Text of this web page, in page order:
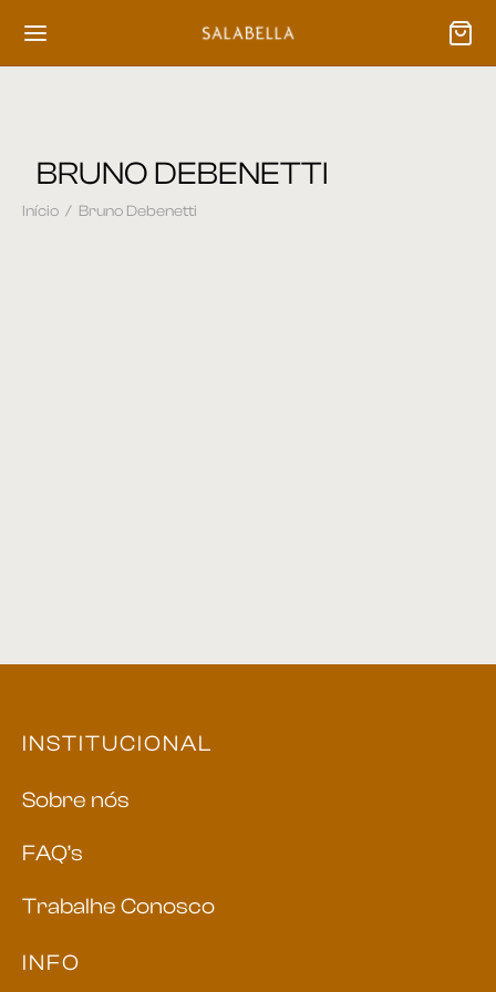
BRUNO DEBENETTI
Início / Bruno Debenetti
INSTITUCIONAL
Sobre nós
FAQ’s
Trabalhe Conosco
INFO